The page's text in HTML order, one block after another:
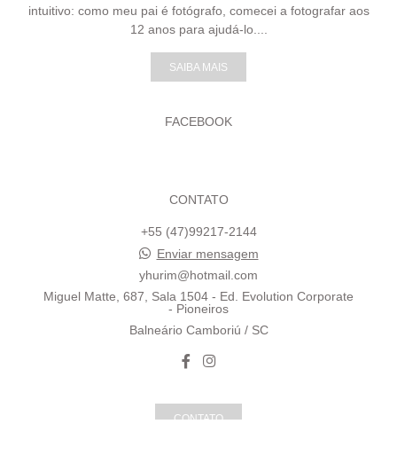
intuitivo: como meu pai é fotógrafo, comecei a fotografar aos
12 anos para ajudá-lo....
SAIBA MAIS
FACEBOOK
CONTATO
+55 (47)99217-2144
Enviar mensagem
yhurim@hotmail.com
Miguel Matte, 687, Sala 1504 - Ed. Evolution Corporate
- Pioneiros
Balneário Camboriú / SC
CONTATO